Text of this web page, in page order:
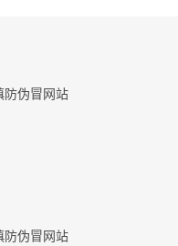
防伪冒网站
防伪冒网站